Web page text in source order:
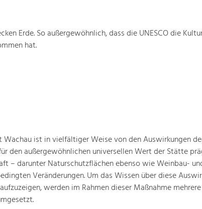
Erde. So außergewöhnlich, dass die UNESCO die
hat.
Wachau ist in vielfältiger Weise von den Auswirkungen
den außergewöhnlichen universellen Wert der Stätte
– darunter Naturschutzflächen ebenso wie Weinbau-
Veränderungen. Um das Wissen über diese
werden im Rahmen dieser Maßnahme mehrere